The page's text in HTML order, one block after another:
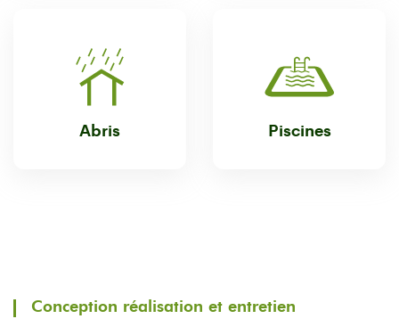
Abris Piscines
Conception réalisation et entretien